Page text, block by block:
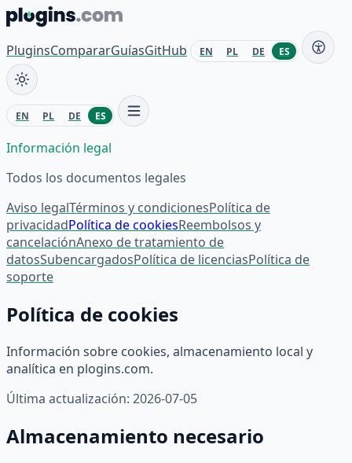
Saltar al contenido
PluginsCompararGuíasGitHub EN PL DE ES
EN PL DE ES
Información legal
Todos los documentos legales
Aviso legalTérminos y condicionesPolítica de
privacidadPolítica de cookiesReembolsos y
cancelaciónAnexo de tratamiento de
datosSubencargadosPolítica de licenciasPolítica de
soporte
Política de cookies
Información sobre cookies, almacenamiento local y
analítica en plogins.com.
Última actualización: 2026-07-05
Almacenamiento necesario